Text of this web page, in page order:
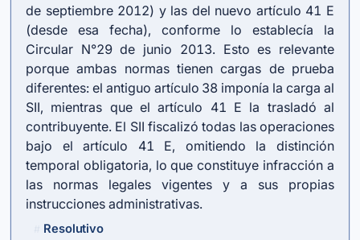
de septiembre 2012) y las del nuevo artículo 41 E
(desde esa fecha), conforme lo establecía la
Circular N°29 de junio 2013. Esto es relevante
porque ambas normas tienen cargas de prueba
diferentes: el antiguo artículo 38 imponía la carga al
SII, mientras que el artículo 41 E la trasladó al
contribuyente. El SII fiscalizó todas las operaciones
bajo el artículo 41 E, omitiendo la distinción
temporal obligatoria, lo que constituye infracción a
las normas legales vigentes y a sus propias
instrucciones administrativas.
Resolutivo